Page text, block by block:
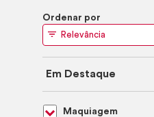
Ordenar por
Em Destaque
Maquiagem